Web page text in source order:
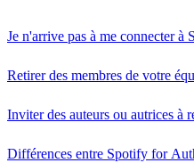
Je n'arrive pas à me connecter
Retirer des membres de votre
Inviter des auteurs ou autrices
Différences entre Spotify for